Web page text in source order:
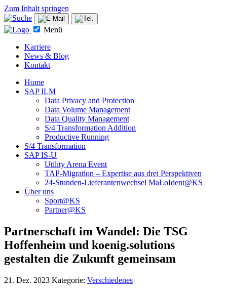
Zum Inhalt springen
Menü
Karriere
News & Blog
Kontakt
Home
SAP ILM
Data Privacy and Protection
Data Volume Management
Data Quality Management
S/4 Transformation Addition
Productive Running
S/4 Transformation
SAP IS-U
Utility Arena Event
TAP-Migration – Expertise aus drei Perspektiven
24-Stunden-Lieferanten­wechsel MaLoIdent@KS
Über uns
Sport@KS
Partner@KS
Partnerschaft im Wandel: Die TSG
Hoffenheim und koenig.solutions
gestalten die Zukunft gemeinsam
21. Dez. 2023 Kategorie: Verschiedenes